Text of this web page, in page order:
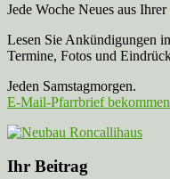
Jede Woche Neues aus
Lesen Sie Ankündigungen
Termine, Fotos und
Jeden Samstagmorgen.
E-Mail-Pfarrbrief
Ihr Beitrag